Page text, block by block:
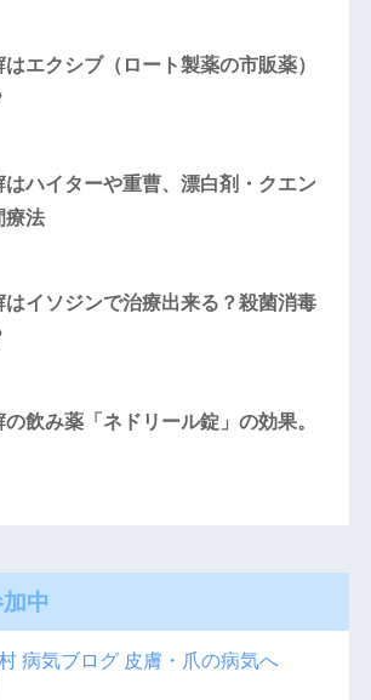
エクシブ（ロート製薬の市販薬）
はハイターや重曹、漂白剤・クエン
療法
はイソジンで治療出来る？殺菌消毒
飲み薬「ネドリール錠」の効果。
中